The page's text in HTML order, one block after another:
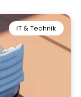
IT & Technik